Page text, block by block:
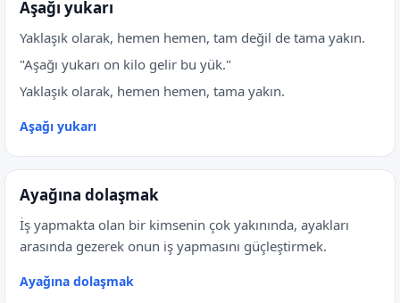
Aşağı yukarı
Yaklaşık olarak, hemen hemen, tam değil de tama yakın.
"Aşağı yukarı on kilo gelir bu yük."
Yaklaşık olarak, hemen hemen, tama yakın.
Aşağı yukarı
Ayağına dolaşmak
İş yapmakta olan bir kimsenin çok yakınında, ayakları
arasında gezerek onun iş yapmasını güçleştirmek.
Ayağına dolaşmak